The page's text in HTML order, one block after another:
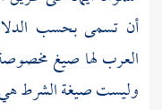
أن تسمى بحسب الدلالة
العرب لها صيغ مخصوصة
وليست صيغة الشرط